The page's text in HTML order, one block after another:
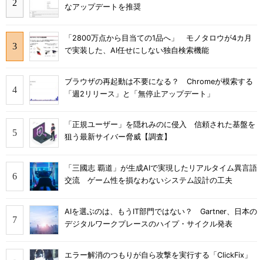
なアップデートを推奨
「2800万点から目当ての1品へ」 モノタロウが4カ月
で実装した、AI任せにしない独自検索機能
ブラウザの再起動は不要になる？ Chromeが模索する
「週2リリース」と「無停止アップデート」
「正規ユーザー」を隠れみのに侵入 信頼された基盤を
狙う最新サイバー脅威【調査】
「三國志 覇道」が生成AIで実現したリアルタイム異言語
交流 ゲーム性を損なわないシステム設計の工夫
AIを選ぶのは、もうIT部門ではない？ Gartner、日本の
デジタルワークプレースのハイプ・サイクル発表
エラー解消のつもりが自ら攻撃を実行する「ClickFix」